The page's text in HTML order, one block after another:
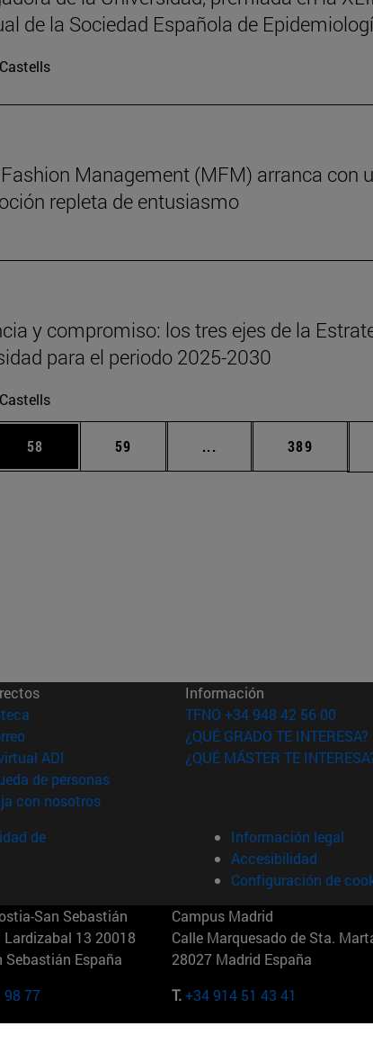
de la Sociedad Española de
Management (MFM) arranca con
repleta de entusiasmo
y compromiso: los tres ejes de la
para el periodo 2025-2030
Use TAB para desplazarse.
Página
58 Página
59 ... Páginas intermedias
Página
389
(abre en nueva ventana)
(abre en nueva ventana)
ADI (abre en nueva ventana)
de personas(abre en nueva ventana)
con nosotros(abre en nueva ventana)
Información
TFNO +34 948 42 56 00
¿QUÉ GRADO TE INTERESA?
¿QUÉ MÁSTER TE
de
Información legal
Accesibilidad
Configuración de
San Sebastián
Lardizabal 13 20018
Sebastián España
98 77
Campus Madrid
Calle Marquesado de Sta.
28027 Madrid España
T.+34 914 51 43 41